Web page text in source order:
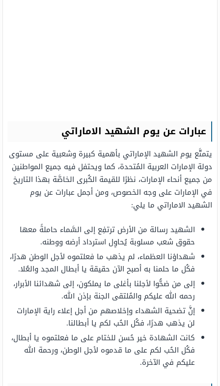
عبارات عن يوم الشهيد الاماراتي
يتمتَّع يوم الشهيد الإماراتي بأهمية كبيرة وشعبية على مستوى
دولة الإمارات العربية المُتحدة، كما ويحتفل فيه جميع المواطنين
من جميع أنحاء الإمارات، نظرًا للقيمة الكُبرى الخاصَّة بهذا التاريخ
في الإمارات على وجه الخصوص، ومن أجمل عبارات عن يوم
الشهيد الاماراتي ما يلي:
الشهيد رسالة من الأرض ترتفِع إلى السَّماء حاملةً معها
حقوق شعب مسلوبة يُحاوِل استرداد أرضه ووطنه.
شهداؤنا العظماء، لم يذهب ما فعلتموه لأجل الوطن هدرًا،
فكُل ما حلمنا به أصبح الآن حقيقة يا أبطال المجد والعُلا.
إلى من ضحُّوا لأجلنا بأغلى ما يملكون، إلى شهدائنا الأبرار،
رحمه الله عليكم والمُلتقى الجنة بإذن الله.
إنَّ تضحية الشهداء وإخلاصهم من أجل إعلاء راية الإمارات
لن يذهب هدرًا، فكُل الحُب لكم يا أبطالنا.
كانت الشهادة خير حُسن للختام على ما فعلتموه يا أبطال،
فكُل الحُب لكم على ما قدموه لأجل الوطن، ورحمة الله
عليكم في الآخرة.